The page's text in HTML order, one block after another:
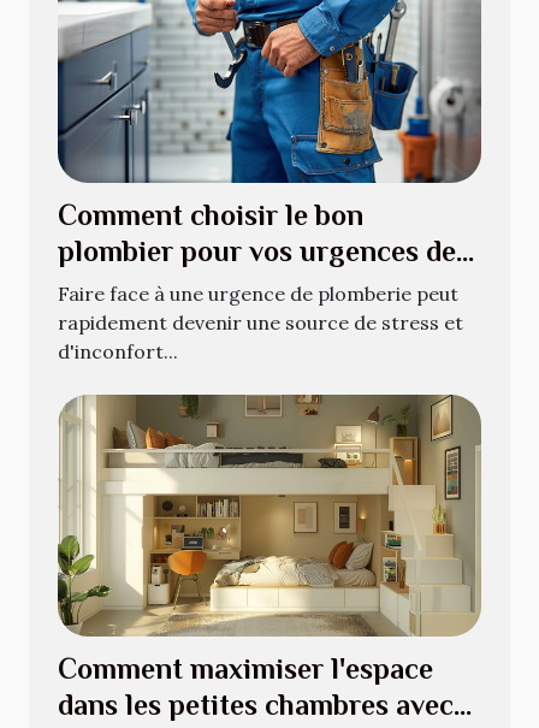
Comment choisir le bon
plombier pour vos urgences de
plomberie
Faire face à une urgence de plomberie peut
rapidement devenir une source de stress et
d'inconfort...
Comment maximiser l'espace
dans les petites chambres avec